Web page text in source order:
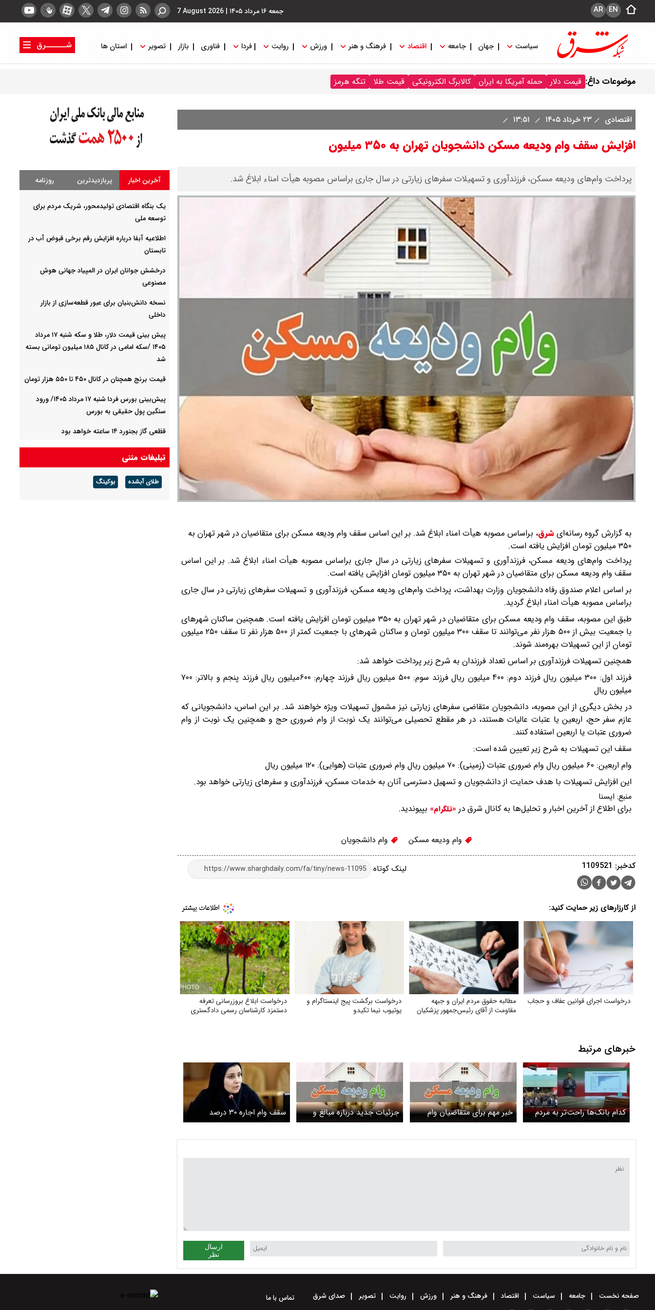
جمعه ۱۶ مرداد ۱۴۰۵ |
7 August 2026 EN
AR
سیاست جهان جامعه اقتصاد فرهنگ و هنر ورزش روایت فردا فناوری بازار تصویر استان ها
شــــــرق
موضوعات داغ: قیمت دلار حمله آمریکا به ایران کالابرگ الکترونیکی قیمت طلا تنگه هرمز
اقتصادی ۲۳ خرداد ۱۴۰۵
افزایش سقف وام ودیعه مسکن دانشجویان تهران به ۳۵۰ میلیون
پرداخت وام‌های ودیعه مسکن، فرزندآوری و تسهیلات سفرهای زیارتی در سال جاری براساس مصوبه هیأت امناء ابلاغ شد.
به گزارش گروه رسانه‌ایشرق، براساس مصوبه هیأت امناء ابلاغ شد. بر این اساس سقف وام ودیعه مسکن برای متقاضیان در شهر تهران به
۳۵۰ میلیون تومان افزایش یافته است.
پرداخت وام‌های ودیعه مسکن، فرزندآوری و تسهیلات سفرهای زیارتی در سال جاری براساس مصوبه هیأت امناء ابلاغ شد. بر این اساس
سقف وام ودیعه مسکن برای متقاضیان در شهر تهران به ۳۵۰ میلیون تومان افزایش یافته است.
بر اساس اعلام صندوق رفاه دانشجویان وزارت بهداشت، پرداخت وام‌های ودیعه مسکن، فرزندآوری و تسهیلات سفرهای زیارتی در سال جاری
براساس مصوبه هیأت امناء ابلاغ گردید.
طبق این مصوبه، سقف وام ودیعه مسکن برای متقاضیان در شهر تهران به ۳۵۰ میلیون تومان افزایش یافته است. همچنین ساکنان شهرهای
با جمعیت بیش از ۵۰۰ هزار نفر می‌توانند تا سقف ۳۰۰ میلیون تومان و ساکنان شهرهای با جمعیت کمتر از ۵۰۰ هزار نفر تا سقف ۲۵۰ میلیون
تومان از این تسهیلات بهره‌مند شوند.
همچنین تسهیلات فرزندآوری بر اساس تعداد فرزندان به شرح زیر پرداخت خواهد شد:
فرزند اول: ۳۰۰ میلیون ریال فرزند دوم: ۴۰۰ میلیون ریال فرزند سوم: ۵۰۰ میلیون ریال فرزند چهارم: ۶۰۰میلیون ریال فرزند پنجم و بالاتر: ۷۰۰
میلیون ریال
در بخش دیگری از این مصوبه، دانشجویان متقاضی سفرهای زیارتی نیز مشمول تسهیلات ویژه خواهند شد. بر این اساس، دانشجویانی که
عازم سفر حج، اربعین یا عتبات عالیات هستند، در هر مقطع تحصیلی می‌توانند یک نوبت از وام ضروری حج و همچنین یک نوبت از وام
ضروری عتبات یا اربعین استفاده کنند.
سقف این تسهیلات به شرح زیر تعیین شده است:
وام اربعین: ۶۰ میلیون ریال وام ضروری عتبات (زمینی): ۷۰ میلیون ریال وام ضروری عتبات (هوایی): ۱۲۰ میلیون ریال
این افزایش تسهیلات با هدف حمایت از دانشجویان و تسهیل دسترسی آنان به خدمات مسکن، فرزندآوری و سفرهای زیارتی خواهد بود.
منبع: ایسنا
برای اطلاع از آخرین اخبار و تحلیل‌ها به کانال شرق در «تلگرام» بپیوندید.
وام ودیعه مسکن وام دانشجویان
لینک کوتاه کدخبر: 1109521
از کارزارهای زیر حمایت کنید:
درخواست اجرای قوانین عفاف و حجاب
مطالبه حقوق مردم ایران و جبهه
مقاومت از آقای رئیس‌جمهور پزشکیان
درخواست برگشت پیج اینستاگرام و
یوتیوب نیما تکیدو
درخواست ابلاغ بروز‌رسانی تعرفه
دستمزد کارشناسان رسمی دادگستری
خبرهای مرتبط
کدام بانک‌ها راحت‌تر به مردم
وام ودیعه مسکن پرداخت
خبر مهم برای متقاضیان وام‌
ودیعه مسکن متاهلی / به هر
جزئیات جدید درباره مبالغ و
اقساط ماهیانه وام ودیعه
سقف وام اجاره ۳۰ درصد
افزایش یافت
ارسال
نظر
آخرین اخبار پربازدیدترین روزنامه
یک بنگاه اقتصادی تولیدمحور، شریک مردم برای
توسعه ملی
اطلاعیه آبفا درباره افزایش رقم برخی قبوض آب در
تابستان
درخشش جوانان ایران در المپیاد جهانی هوش
مصنوعی
نسخه دانش‌بنیان برای عبور قطعه‌سازی از بازار
داخلی
پیش ‌بینی قیمت دلار، طلا و سکه شنبه ۱۷ مرداد
۱۴۰۵ /سکه امامی در کانال ۱۸۵ میلیون تومانی بسته
شد
قیمت برنج همچنان در کانال ۴۵۰ تا ۵۵۰ هزار تومان
پیش‌بینی بورس فردا شنبه ۱۷ مرداد ۱۴۰۵/ ورود
سنگین پول حقیقی به بورس
قظعی گاز بجنورد ۱۴ ساعته خواهد بود
شرکت گاز مازندران هشدار داد: برای زمستان آماده
شوید
تبلیغات متنی
طلای آبشده بوکینگ
صفحه نخست جامعه سیاست اقتصاد فرهنگ و هنر ورزش روایت تصویر صدای شرق
تماس با ما